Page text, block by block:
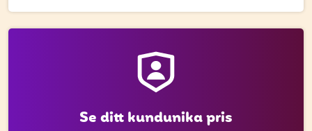
Se ditt kundunika pris